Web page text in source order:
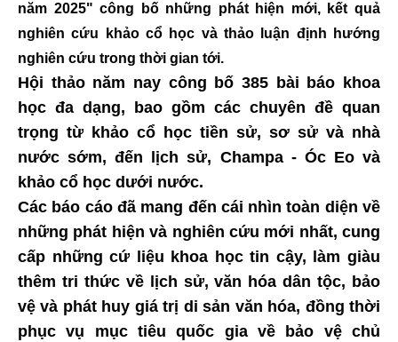
năm 2025" công bố những phát hiện mới, kết quả
nghiên cứu khảo cổ học và thảo luận định hướng
nghiên cứu trong thời gian tới.
Hội thảo năm nay công bố 385 bài báo khoa
học đa dạng, bao gồm các chuyên đề quan
trọng từ khảo cổ học tiền sử, sơ sử và nhà
nước sớm, đến lịch sử, Champa - Óc Eo và
khảo cổ học dưới nước.
Các báo cáo đã mang đến cái nhìn toàn diện về
những phát hiện và nghiên cứu mới nhất, cung
cấp những cứ liệu khoa học tin cậy, làm giàu
thêm tri thức về lịch sử, văn hóa dân tộc, bảo
vệ và phát huy giá trị di sản văn hóa, đồng thời
phục vụ mục tiêu quốc gia về bảo vệ chủ